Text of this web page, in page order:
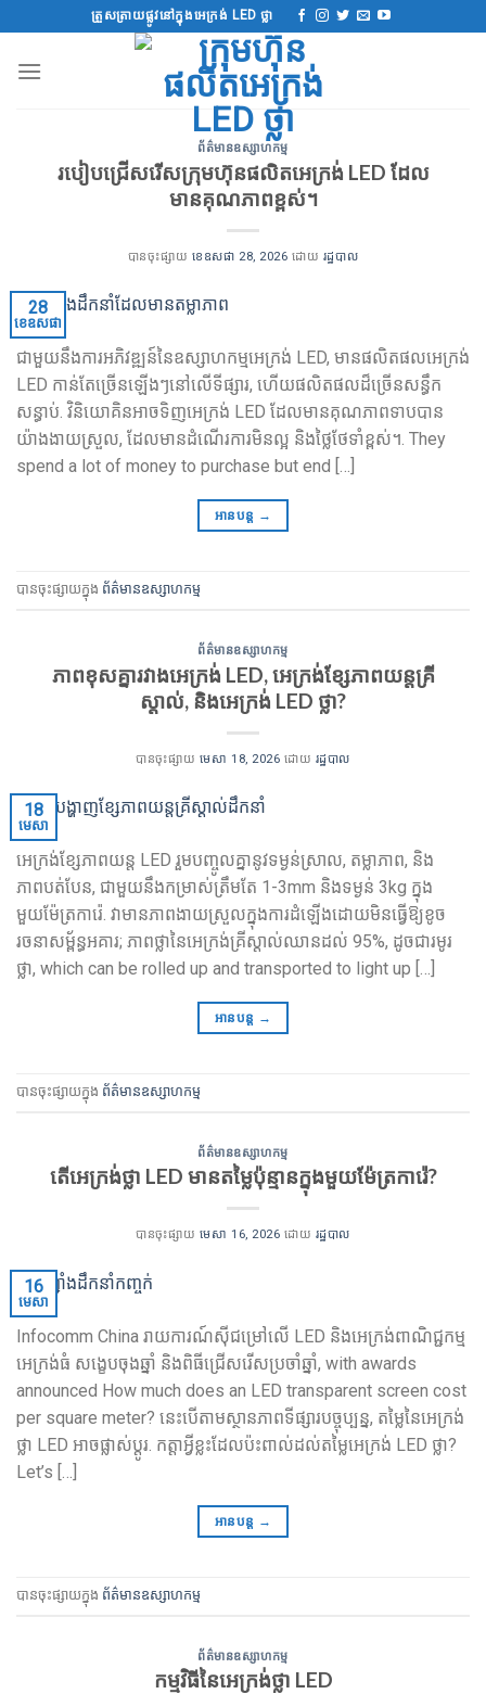
ទៅ
មាតិកា
ត្រួសត្រាយផ្លូវនៅក្នុងអេក្រង់ LED ថ្លា
ព័ត៌មានឧស្សាហកម្ម
របៀបជ្រើសរើសក្រុមហ៊ុនផលិតអេក្រង់ LED ដែល
មានគុណភាពខ្ពស់។
បានចុះផ្សាយខេឧសផា 28, 2026 ដោយ រដ្ឋបាល
28
ខេឧសផា
ជាមួយនឹងការអភិវឌ្ឍន៍នៃឧស្សាហកម្មអេក្រង់ LED, មានផលិតផលអេក្រង់
LED កាន់តែច្រើនឡើងៗនៅលើទីផ្សារ, ហើយផលិតផលដ៏ច្រើនសន្ធឹក
សន្ធាប់. វិនិយោគិនអាចទិញអេក្រង់ LED ដែលមានគុណភាពទាបបាន
យ៉ាងងាយស្រួល, ដែលមានដំណើរការមិនល្អ និងថ្លៃថែទាំខ្ពស់។. They
spend a lot of money to purchase but end […]
អានបន្ត →
បានចុះផ្សាយក្នុង ព័ត៌មានឧស្សាហកម្ម
ព័ត៌មានឧស្សាហកម្ម
ភាពខុសគ្នារវាងអេក្រង់ LED, អេក្រង់ខ្សែភាពយន្តគ្រី
ស្តាល់, និងអេក្រង់ LED ថ្លា?
បានចុះផ្សាយមេសា 18, 2026 ដោយ រដ្ឋបាល
18
មេសា
អេក្រង់ខ្សែភាពយន្ត LED រួមបញ្ចូលគ្នានូវទម្ងន់ស្រាល, តម្លាភាព, និង
ភាពបត់បែន, ជាមួយនឹងកម្រាស់ត្រឹមតែ 1-3mm និងទម្ងន់ 3kg ក្នុង
មួយម៉ែត្រការ៉េ. វាមានភាពងាយស្រួលក្នុងការដំឡើងដោយមិនធ្វើឱ្យខូច
រចនាសម្ព័ន្ធអគារ; ភាពថ្លានៃអេក្រង់គ្រីស្តាល់ឈានដល់ 95%, ដូចជារមូរ
ថ្លា, which can be rolled up and transported to light up […]
អានបន្ត →
បានចុះផ្សាយក្នុង ព័ត៌មានឧស្សាហកម្ម
ព័ត៌មានឧស្សាហកម្ម
តើអេក្រង់ថ្លា LED មានតម្លៃប៉ុន្មានក្នុងមួយម៉ែត្រការ៉េ?
បានចុះផ្សាយមេសា 16, 2026 ដោយ រដ្ឋបាល
16
មេសា
Infocomm China រាយការណ៍ស៊ីជម្រៅលើ LED និងអេក្រង់ពាណិជ្ជកម្ម
អេក្រង់ធំ សង្ខេបចុងឆ្នាំ និងពិធីជ្រើសរើសប្រចាំឆ្នាំ, with awards
announced How much does an LED transparent screen cost
per square meter? នេះ​បើ​តាម​ស្ថានភាព​ទីផ្សារ​បច្ចុប្បន្ន, តម្លៃនៃអេក្រង់
ថ្លា LED អាចផ្លាស់ប្តូរ. កត្តាអ្វីខ្លះដែលប៉ះពាល់ដល់តម្លៃអេក្រង់ LED ថ្លា?
Let’s […]
អានបន្ត →
បានចុះផ្សាយក្នុង ព័ត៌មានឧស្សាហកម្ម
ព័ត៌មានឧស្សាហកម្ម
កម្មវិធីនៃអេក្រង់ថ្លា LED